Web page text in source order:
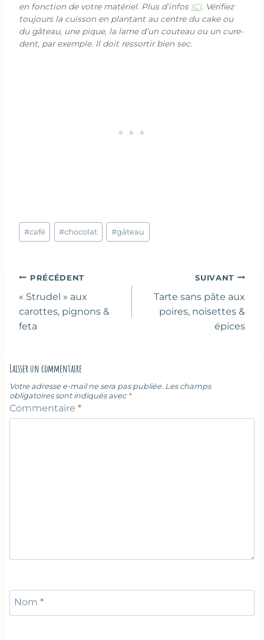
en fonction de votre matériel. Plus d’infos ICI. Vérifiez
toujours la cuisson en plantant au centre du cake ou
du gâteau, une pique, la lame d’un couteau ou un cure-
dent, par exemple. Il doit ressortir bien sec.
Étiquettes
de
#café #chocolat #gâteau
Navigation
de
l’article
PRÉCÉDENT
« Strudel » aux
carottes, pignons &
feta
SUIVANT
Tarte sans pâte aux
poires, noisettes &
épices
Laisser un commentaire
Votre adresse e-mail ne sera pas publiée. Les champs
obligatoires sont indiqués avec *
Commentaire *
Nom *